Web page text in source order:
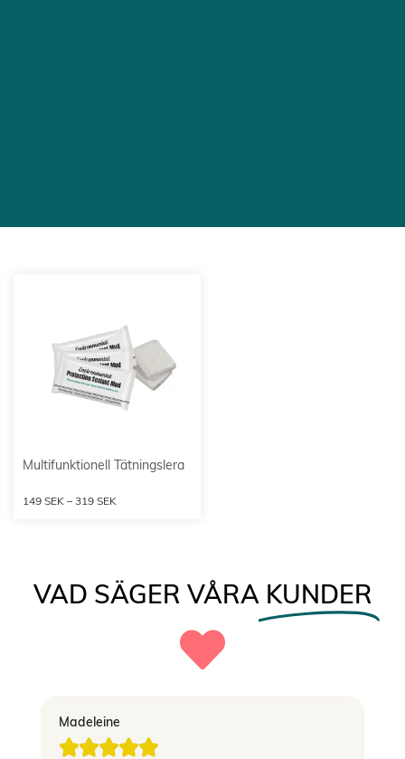
Multifunktionell Tätningslera
149 SEK – 319 SEK
VAD SÄGER VÅRA KUNDER
Madeleine
